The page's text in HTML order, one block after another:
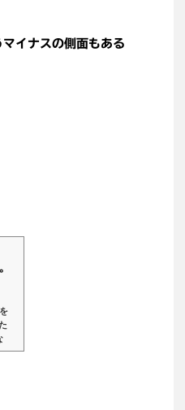
イナスの側面もある
！